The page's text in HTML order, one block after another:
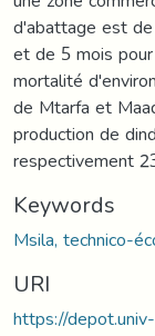
d'abattage est
et de 5 mois
mortalité
de Mtarfa et
production de
respectivement
Keywords
Msila, technico-
URI
https://